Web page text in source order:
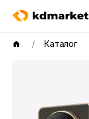
Каталог